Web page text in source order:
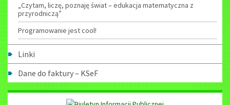
„Czytam, liczę, poznaję świat – edukacja matematyczna z
przyrodniczą”
Programowanie jest cool!
Linki
Dane do faktury – KSeF